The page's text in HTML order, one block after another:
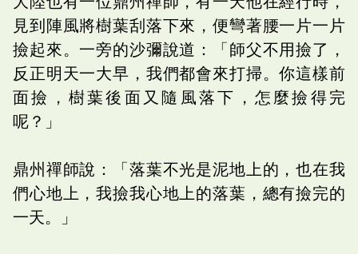
見到陣風將樹葉刮落下來，便彎著腰一片一片
撿起來。一旁的沙彌說道：「師父不用撿了，
反正明天一大早，我們都會來打掃。你這樣前
面撿，樹葉後面又隨風落下，怎麼撿得完
呢？」
鼎州禪師說：「落葉不光是泥地上的，也在我
們心地上，我撿我心地上的落葉，總有撿完的
一天。」